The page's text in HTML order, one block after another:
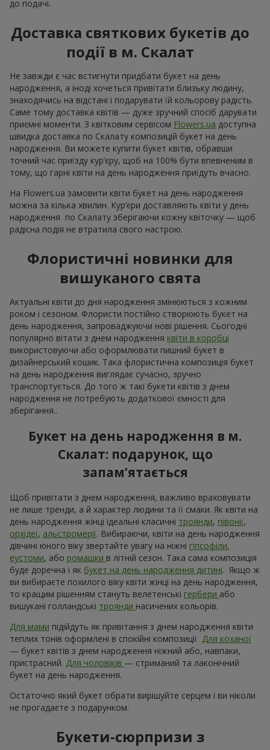
Київ
Фотогалерея
Усі фото доставок
Замовити цей товар
Наші клієнти
Переглянути все
Замовляйте в додатку
Flowers.ua і отримуйте бонуси